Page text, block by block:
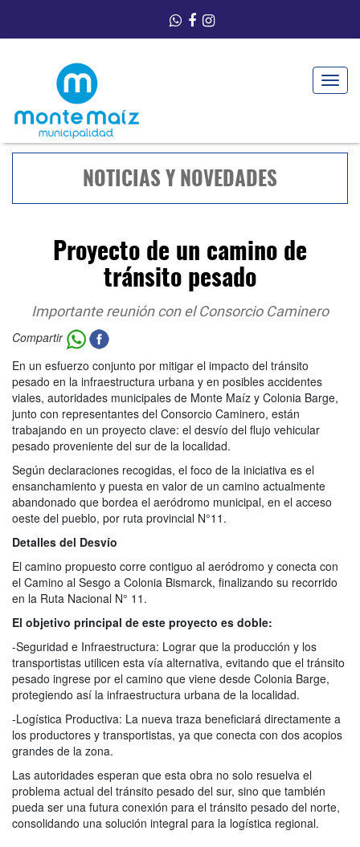
Toggle
NOTICIAS Y NOVEDADES
Proyecto de un camino de
tránsito pesado
Importante reunión con el Consorcio Caminero
Compartir
En un esfuerzo conjunto por mitigar el impacto del tránsito
pesado en la infraestructura urbana y en posibles accidentes
viales, autoridades municipales de Monte Maíz y Colonia Barge,
junto con representantes del Consorcio Caminero, están
trabajando en un proyecto clave: el desvío del flujo vehicular
pesado proveniente del sur de la localidad.
Según declaraciones recogidas, el foco de la iniciativa es el
ensanchamiento y puesta en valor de un camino actualmente
abandonado que bordea el aeródromo municipal, en el acceso
oeste del pueblo, por ruta provincial N°11.
Detalles del Desvío
El camino propuesto corre contiguo al aeródromo y conecta con
el Camino al Sesgo a Colonia Bismarck, finalizando su recorrido
en la Ruta Nacional N° 11.
El objetivo principal de este proyecto es doble:
-Seguridad e Infraestructura: Lograr que la producción y los
transportistas utilicen esta vía alternativa, evitando que el tránsito
pesado ingrese por el camino que viene desde Colonia Barge,
protegiendo así la infraestructura urbana de la localidad.
-Logística Productiva: La nueva traza beneficiará directamente a
los productores y transportistas, ya que conecta con dos acopios
grandes de la zona.
Las autoridades esperan que esta obra no solo resuelva el
problema actual del tránsito pesado del sur, sino que también
pueda ser una futura conexión para el tránsito pesado del norte,
consolidando una solución integral para la logística regional.